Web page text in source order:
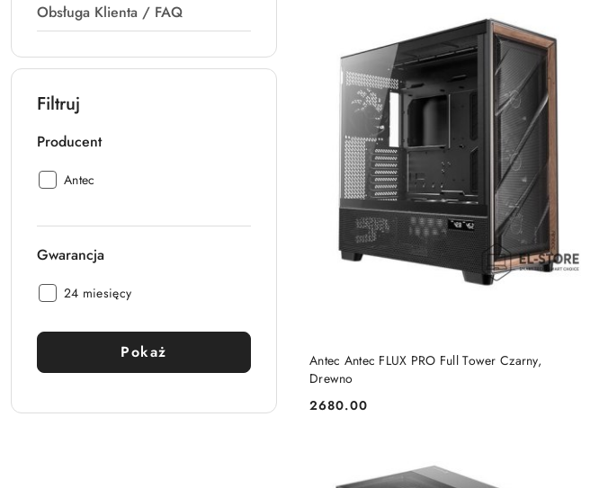
Obsługa Klienta / FAQ
Filtruj
Producent
Producent:
Antec
Gwarancja
Gwarancja:
24 miesięcy
Pokaż
Antec Antec FLUX PRO Full Tower Czarny,
Drewno
Cena:
2680.00
DO KOSZYKA